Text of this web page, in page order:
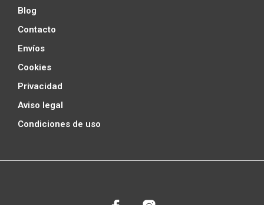
Blog
Contacto
Envíos
Cookies
Privacidad
Aviso legal
Condiciones de uso